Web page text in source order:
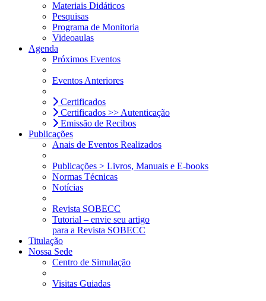
Materiais Didáticos
Pesquisas
Programa de Monitoria
Videoaulas
Agenda
Próximos Eventos
Eventos Anteriores
Certificados
Certificados >> Autenticação
Emissão de Recibos
Publicações
Anais de Eventos Realizados
Publicações > Livros, Manuais e E-books
Normas Técnicas
Notícias
Revista SOBECC
Tutorial – envie seu artigo
para a Revista SOBECC
Titulação
Nossa Sede
Centro de Simulação
Visitas Guiadas